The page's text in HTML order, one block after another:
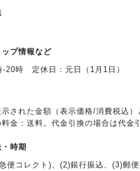
プ情報など
-20時 定休日：元日（1月1日）
された金額（表示価格/消費税込）
金：送料。代金引換の場合は代
時期
便コレクト)、(2)銀行振込、(3)郵